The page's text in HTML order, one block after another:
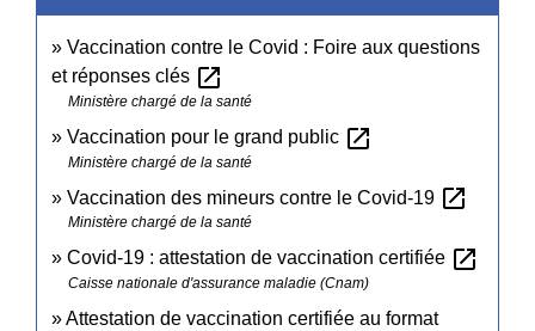
Vaccination contre le Covid : Foire aux questions
et réponses clés open_in_new
Ministère chargé de la santé
Vaccination pour le grand public open_in_new
Ministère chargé de la santé
Vaccination des mineurs contre le Covid-19 open_in_new
Ministère chargé de la santé
Covid-19 : attestation de vaccination certifiée open_in_new
Caisse nationale d'assurance maladie (Cnam)
Attestation de vaccination certifiée au format